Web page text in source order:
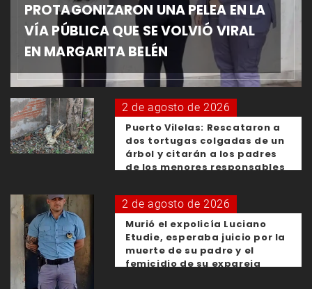
PROTAGONIZARON UNA PELEA EN LA
VÍA PÚBLICA QUE SE VOLVIÓ VIRAL
EN MARGARITA BELÉN
2 de agosto de 2026
Puerto Vilelas: Rescataron a
dos tortugas colgadas de un
árbol y citarán a los padres
de los menores responsables
2 de agosto de 2026
Murió el expolicía Luciano
Etudie, esperaba juicio por la
muerte de su padre y el
femicidio de su expareja